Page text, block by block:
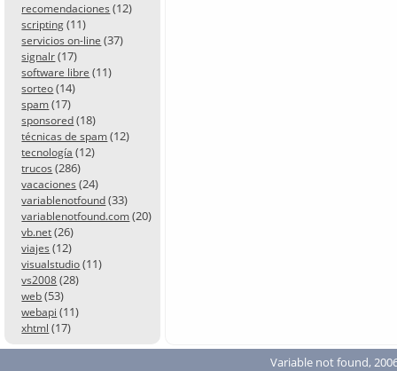
recomendaciones (12)
scripting (11)
servicios on-line (37)
signalr (17)
software libre (11)
sorteo (14)
spam (17)
sponsored (18)
técnicas de spam (12)
tecnología (12)
trucos (286)
vacaciones (24)
variablenotfound (33)
variablenotfound.com (20)
vb.net (26)
viajes (12)
visualstudio (11)
vs2008 (28)
web (53)
webapi (11)
xhtml (17)
Variable not found,